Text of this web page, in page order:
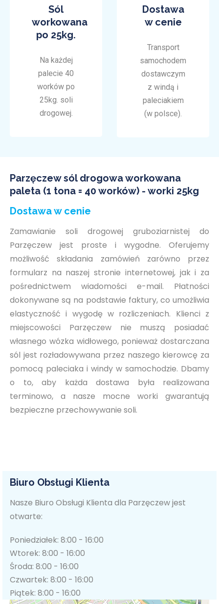
Sól
workowana
po 25kg.
Na każdej
palecie 40
worków po
25kg. soli
drogowej.
Dostawa
w cenie
Transport
samochodem
dostawczym
z windą i
paleciakiem
(w polsce).
Parzęczew sól drogowa workowana
paleta (1 tona = 40 worków) - worki 25kg
Dostawa w cenie
Zamawianie soli drogowej gruboziarnistej do
Parzęczew jest proste i wygodne. Oferujemy
możliwość składania zamówień zarówno przez
formularz na naszej stronie internetowej, jak i za
pośrednictwem wiadomości e-mail. Płatności
dokonywane są na podstawie faktury, co umożliwia
elastyczność i wygodę w rozliczeniach. Klienci z
miejscowości Parzęczew nie muszą posiadać
własnego wózka widłowego, ponieważ dostarczana
sól jest rozładowywana przez naszego kierowcę za
pomocą paleciaka i windy w samochodzie. Dbamy
o to, aby każda dostawa była realizowana
terminowo, a nasze mocne worki gwarantują
bezpieczne przechowywanie soli.
Biuro Obsługi Klienta
Nasze Biuro Obsługi Klienta dla Parzęczew jest
otwarte:
Poniedziałek: 8:00 - 16:00
Wtorek: 8:00 - 16:00
Środa: 8:00 - 16:00
Czwartek: 8:00 - 16:00
Piątek: 8:00 - 16:00